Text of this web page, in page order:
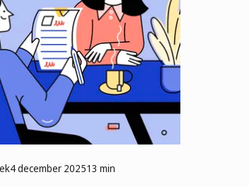
4 december 202513 min